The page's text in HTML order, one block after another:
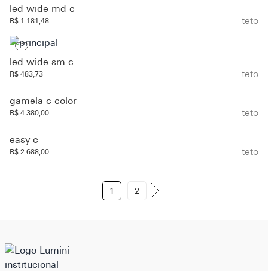
led wide md c
R$ 1.181,48 teto
led wide sm c
R$ 483,73 teto
gamela c color
R$ 4.380,00 teto
easy c
R$ 2.688,00 teto
1 2
institucional